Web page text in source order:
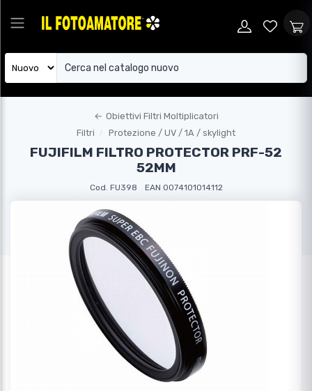
← Obiettivi Filtri Moltiplicatori
Filtri
Protezione / UV / 1A / skylight
FUJIFILM FILTRO PROTECTOR PRF-52
52MM
Cod. FU398 EAN 0074101014112